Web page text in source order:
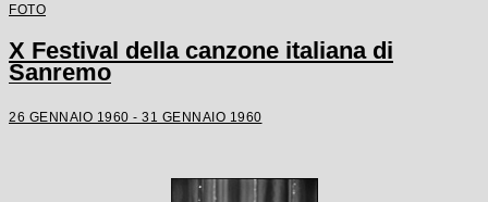
FOTO
X Festival della canzone italiana di
Sanremo
26 GENNAIO 1960 - 31 GENNAIO 1960